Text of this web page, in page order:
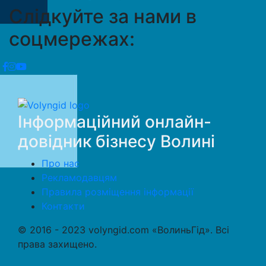
Слідкуйте за нами в
соцмережах:
Інформаційний онлайн-
довідник бізнесу Волині
Про нас
Рекламодавцям
Правила розміщення інформації
Контакти
© 2016 - 2023 volyngid.com «ВолиньГід». Всі
права захищено.